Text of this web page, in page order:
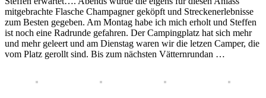
mitgebrachte Flasche Champagner geköpft und Streckenerlebnisse
zum Besten gegeben. Am Montag habe ich mich erholt und Steffen
ist noch eine Radrunde gefahren. Der Campingplatz hat sich mehr
und mehr geleert und am Dienstag waren wir die letzen Camper, die
vom Platz gerollt sind. Bis zum nächsten Vätternrundan …